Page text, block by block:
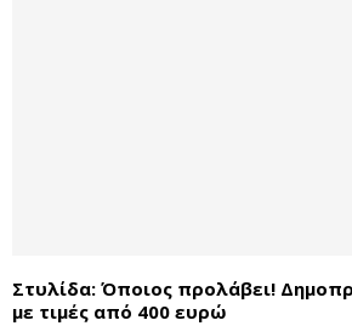
Στυλίδα: Όποιος προλάβει!
με τιμές από 400 ευρώ